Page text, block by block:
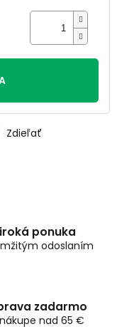
Zdieľať
ponuka
odoslaním
zadarmo
nad 65 €